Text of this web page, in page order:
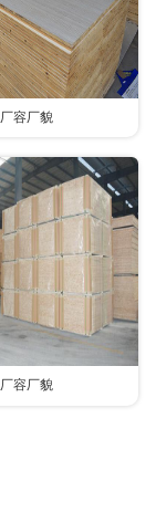
厂容厂貌
厂容厂貌